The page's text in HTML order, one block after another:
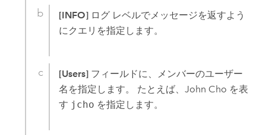
[INFO] ログ レベルでメッセージを返すよう
にクエリを指定します。
[Users] フィールドに、メンバーのユーザー
名を指定します。 たとえば、John Cho を表
す jcho を指定します。